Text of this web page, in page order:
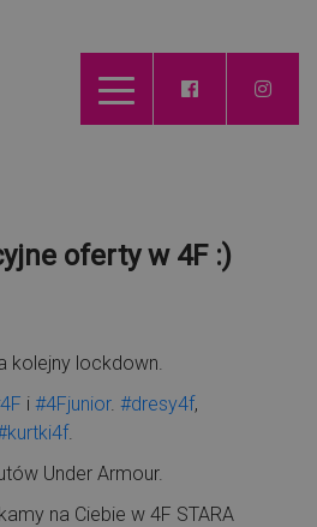
oferty w 4F :)
kolejny lockdown.
i #4Fjunior. #dresy4f,
.
Under Armour.
na Ciebie w 4F STARA